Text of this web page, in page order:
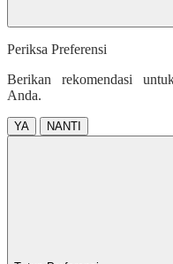
Periksa Preferensi
Berikan rekomendasi
Anda.
YA NANTI